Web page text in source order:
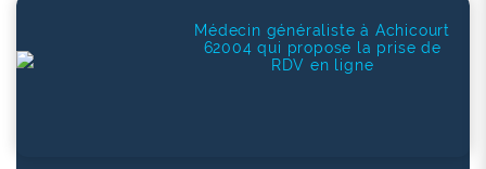
Médecin généraliste à Achicourt
62004 qui propose la prise de
RDV en ligne